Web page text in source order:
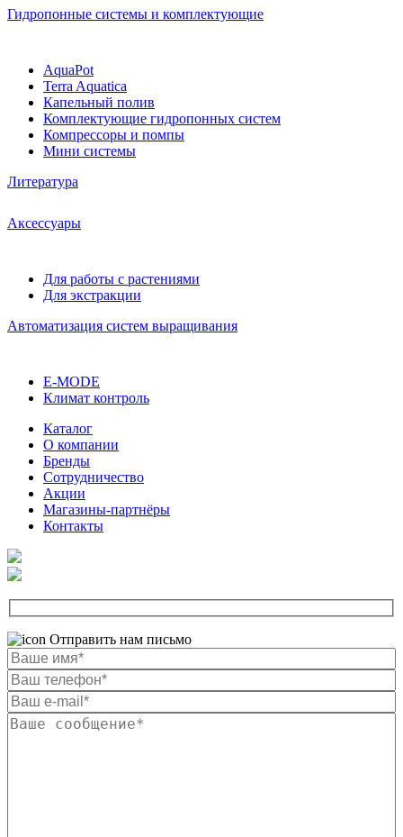
Гидропонные системы и комплектующие
AquaPot
Terra Aquatica
Капельный полив
Комплектующие гидропонных систем
Компрессоры и помпы
Мини системы
Литература
Аксессуары
Для работы с растениями
Для экстракции
Автоматизация систем выращивания
E-MODE
Климат контроль
Каталог
О компании
Бренды
Сотрудничество
Акции
Магазины-партнёры
Контакты
Отправить нам письмо